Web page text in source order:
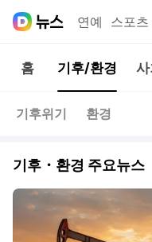
연예 스포츠
홈 기후/환경 사
기후위기 환경
기후・환경 주요뉴스